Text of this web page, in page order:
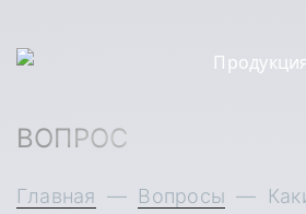
Продукция
ВОПРОС
Главная — Вопросы —